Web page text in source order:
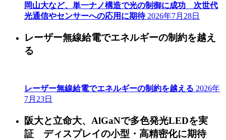
岡山大など、単一ナノ構造で光の制御に成功 次世代
光通信やセンサーへの応用に期待 2026年7月28日
レーザー無線給電でエネルギーの制約を越え
る
レーザー無線給電でエネルギーの制約を越える 2026年
7月23日
阪大と立命大、AlGaNで多色発光LEDを実
証 ディスプレイの小型・高精密化に期待